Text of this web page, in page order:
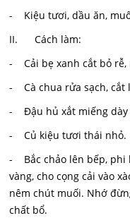
- Kiệu tươi, dầu ăn,
II. Cách làm:
- Cải bẹ xanh cắt bỏ rễ,
- Cà chua rửa sạch, cắt
- Đậu hủ xắt miếng dày
- Củ kiệu tươi thái nhỏ.
- Bắc chảo lên bếp, phi
vàng, cho cọng cải vào
nêm chút muối. Nhớ
chất bổ.